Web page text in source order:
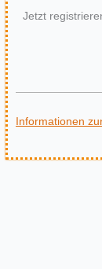
Jetzt
Informationen